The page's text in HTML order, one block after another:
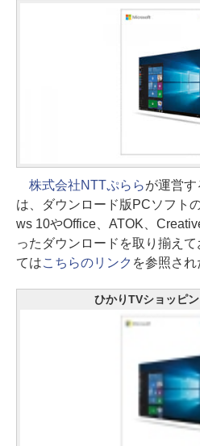
株式会社NTTぷららが運営
は、ダウンロード版PCソフト
ws 10やOffice、ATOK、
ったダウンロードを取り揃え
てはこちらのリンク を参照され
ひかりTVショッピ